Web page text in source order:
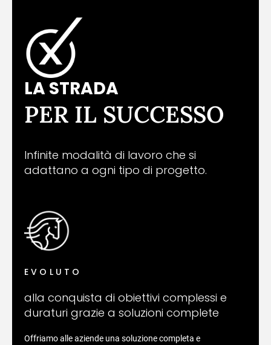
LA STRADA
PER IL SUCCESSO
Infinite modalità di lavoro che si
adattano a ogni tipo di progetto.
EVOLUTO
alla conquista di obiettivi complessi e
duraturi grazie a soluzioni complete
Offriamo alle aziende una soluzione completa e